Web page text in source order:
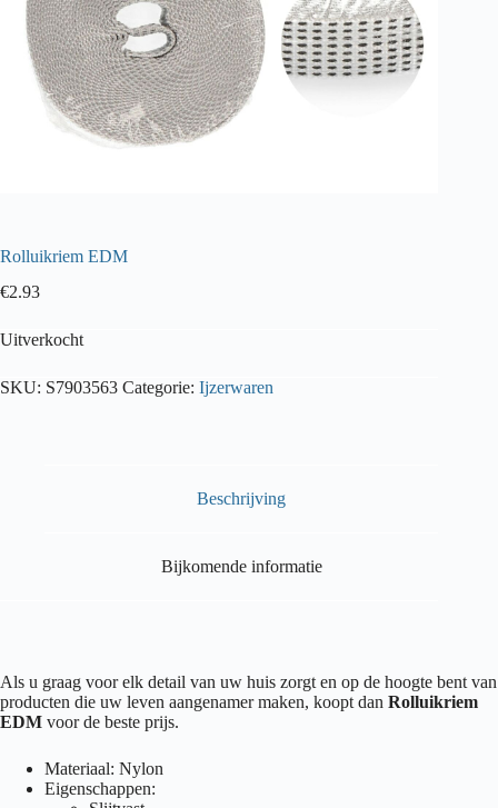
Rolluikriem EDM
€2.93
Uitverkocht
SKU: S7903563 Categorie: Ijzerwaren
Beschrijving
Bijkomende informatie
Als u graag voor elk detail van uw huis zorgt en op de hoogte bent van
producten die uw leven aangenamer maken, koopt dan Rolluikriem
EDM voor de beste prijs.
Materiaal: Nylon
Eigenschappen: